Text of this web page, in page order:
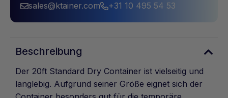
sales@ktainer.com +31 10 495 54 53
Beschreibung
Der 20ft Standard Dry Container ist vielseitig und
langlebig. Aufgrund seiner Größe eignet sich der